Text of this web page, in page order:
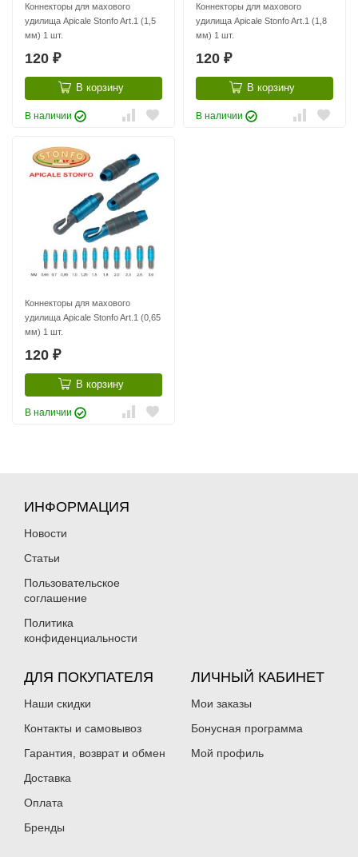
Коннекторы для махового
удилища Apicale Stonfo Art.1 (1,5
мм) 1 шт.
120 ₽
В корзину
В наличии
Коннекторы для махового
удилища Apicale Stonfo Art.1 (1,8
мм) 1 шт.
120 ₽
В корзину
В наличии
Коннекторы для махового
удилища Apicale Stonfo Art.1 (0,65
мм) 1 шт.
120 ₽
В корзину
В наличии
ИНФОРМАЦИЯ
Новости
Статьи
Пользовательское
соглашение
Политика
конфиденциальности
ДЛЯ ПОКУПАТЕЛЯ
Наши скидки
Контакты и самовывоз
Гарантия, возврат и обмен
Доставка
Оплата
Бренды
ЛИЧНЫЙ КАБИНЕТ
Мои заказы
Бонусная программа
Мой профиль